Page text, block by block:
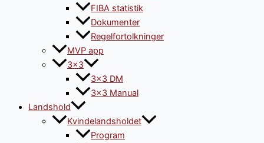
FIBA statistik
Dokumenter
Regelfortolkninger
MVP app
3×3
3×3 DM
3×3 Manual
Landshold
Kvindelandsholdet
Program